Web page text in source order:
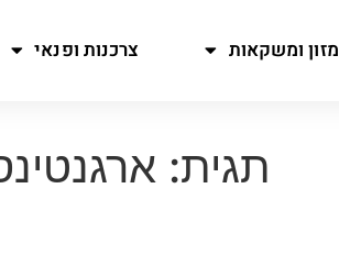
מזון ומשקאות צרכנות ופנאי
תגית: